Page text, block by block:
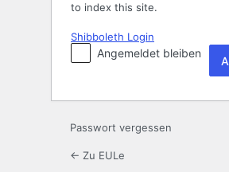
to index this site.
Shibboleth Login
Angemeldet bleiben
Passwort vergessen
← Zu EULe